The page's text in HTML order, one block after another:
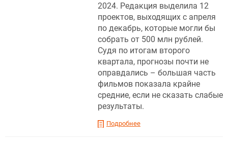
2024. Редакция выделила 12
проектов, выходящих с апреля
по декабрь, которые могли бы
собрать от 500 млн рублей.
Судя по итогам второго
квартала, прогнозы почти не
оправдались – большая часть
фильмов показала крайне
средние, если не сказать слабые
результаты.
Подробнее